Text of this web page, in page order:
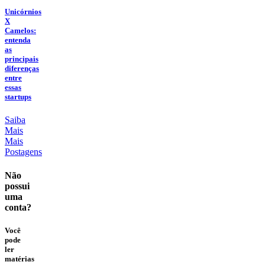
Unicórnios
X
Camelos:
entenda
as
principais
diferenças
entre
essas
startups
Saiba
Mais
Mais
Postagens
Não
possui
uma
conta?
Você
pode
ler
matérias